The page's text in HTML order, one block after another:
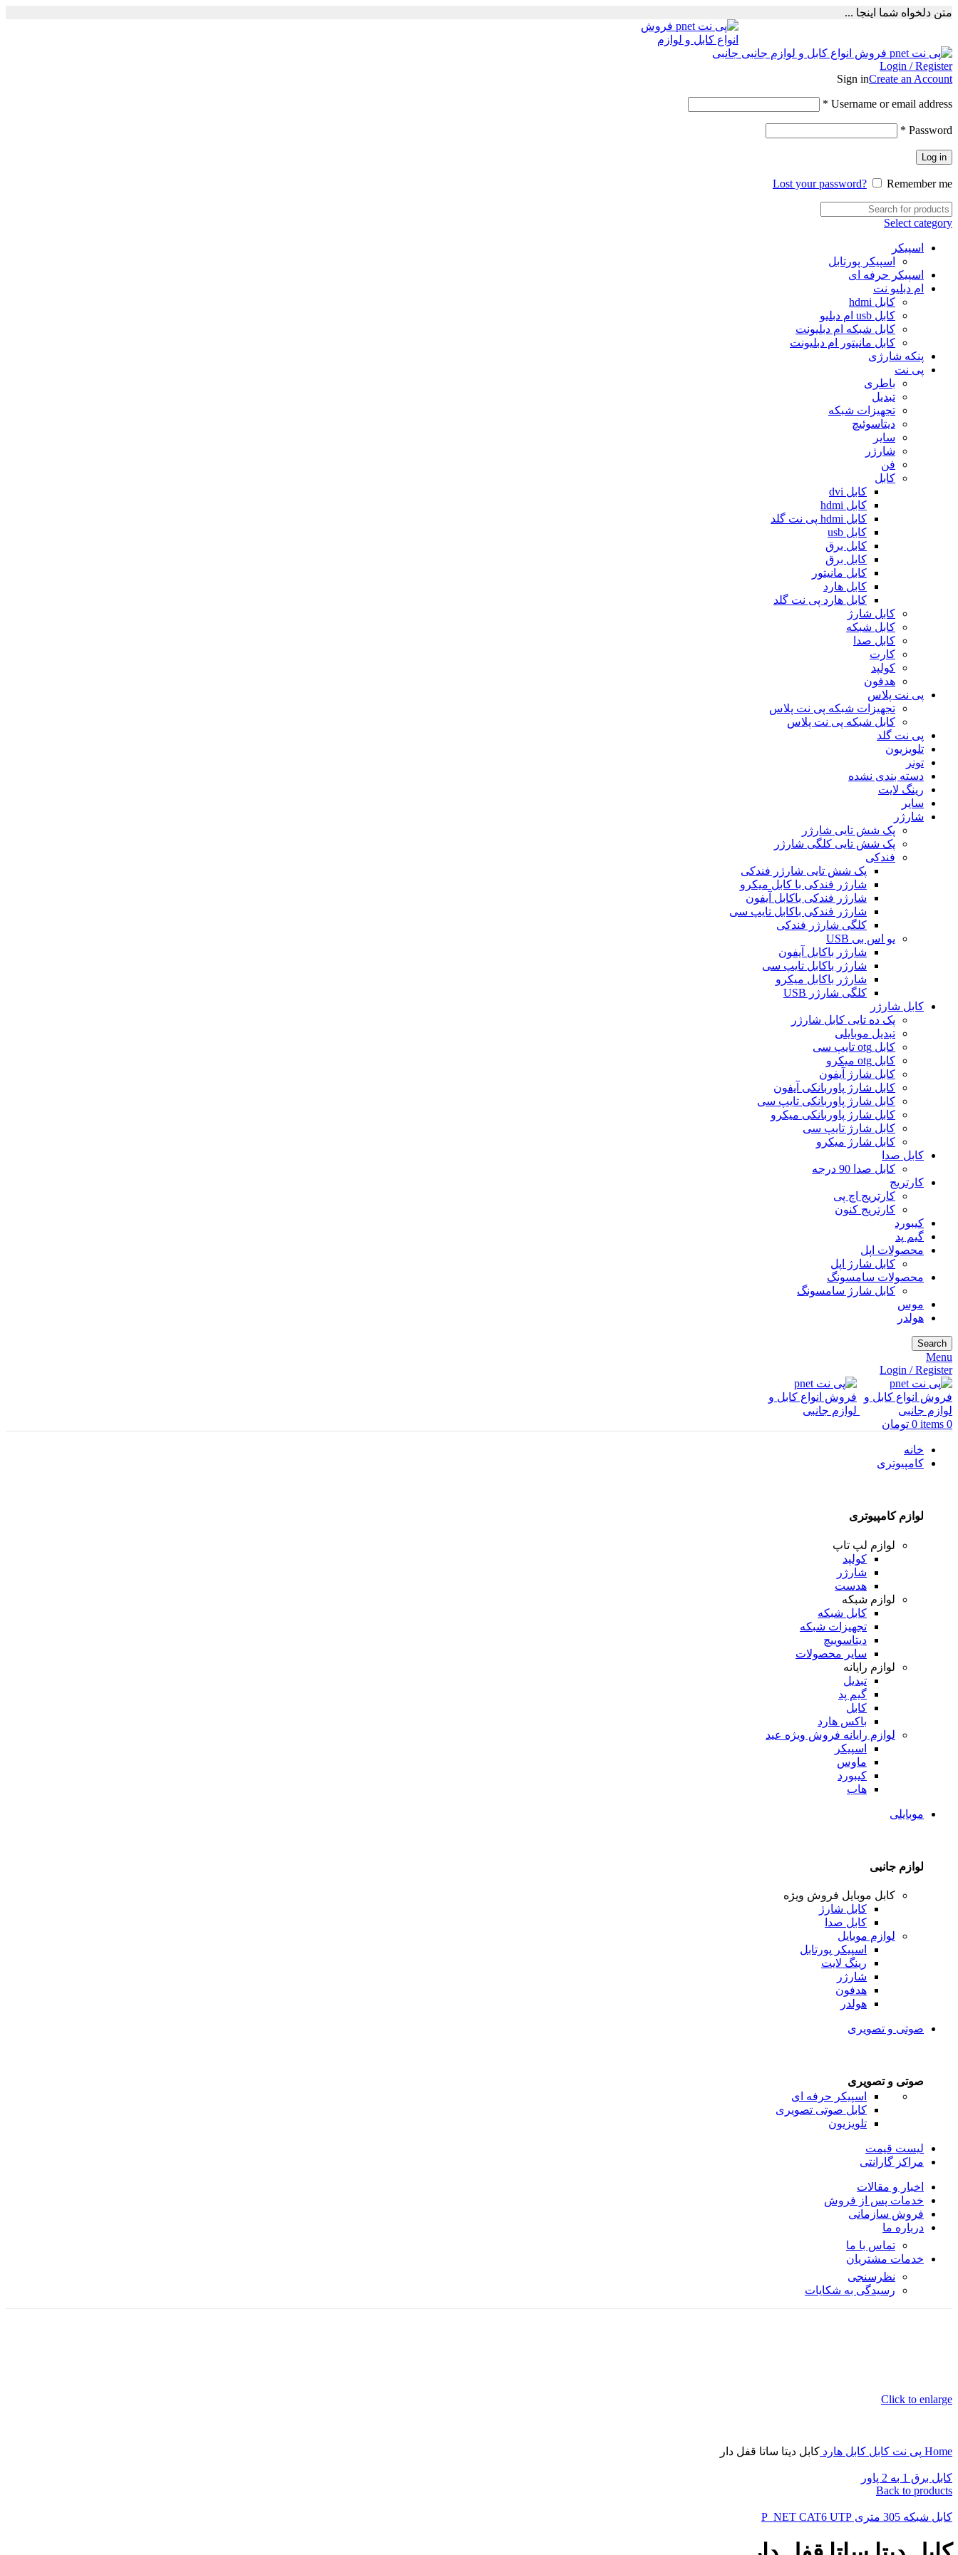
متن دلخواه شما اینجا ...
Login / Register
Sign inCreate an Account
Username or email address
*
Password
*
Log in
Lost your password? Remember me
Select category
اسپیکر
اسپیکر پورتابل
اسپیکر حرفه ای
ام دبلیو نت
کابل hdmi
کابل usb ام دبلیو
کابل شبکه ام دبلیونت
کابل مانیتور ام دبلیونت
پنکه شارژی
پی نت
باطری
تبدیل
تجهیزات شبکه
دیتاسوئیچ
سایر
شارژر
فن
کابل
کابل dvi
کابل hdmi
کابل hdmi پی نت گلد
کابل usb
کابل برق
کابل برق
کابل مانیتور
کابل هارد
کابل هارد پی نت گلد
کابل شارژ
کابل شبکه
کابل صدا
کارت
کولپد
هدفون
پی نت پلاس
تجهیزات شبکه پی نت پلاس
کابل شبکه پی نت پلاس
پی نت گلد
تلویزیون
تونر
دسته بندی نشده
رینگ لایت
سایر
شارژر
پک شش تایی شارژر
پک شش تایی کلگی شارژر
فندکی
پک شش تایی شارژر فندکی
شارژر فندکی با کابل میکرو
شارژر فندکی باکابل آیفون
شارژر فندکی باکابل تایپ سی
کلگی شارژر فندکی
یو اس بی USB
شارژر باکابل آیفون
شارژر باکابل تایپ سی
شارژر باکابل میکرو
کلگی شارژر USB
کابل شارژر
پک ده تایی کابل شارژر
تبدیل موبایلی
کابل otg تایپ سی
کابل otg میکرو
کابل شارژ آیفون
کابل شارژ پاوربانکی آیفون
کابل شارژ پاوربانکی تایپ سی
کابل شارژ پاوربانکی میکرو
کابل شارژ تایپ سی
کابل شارژ میکرو
کابل صدا
کابل صدا 90 درجه
کارتریج
کارتریج اچ پی
کارتریج کنون
کیبورد
گیم پد
محصولات اپل
کابل شارژ اپل
محصولات سامسونگ
کابل شارژ سامسونگ
موس
هولدر
Search
Menu
Login / Register
0
items
0 تومان
خانه
کامپیوتری
لوازم کامپیوتری
لوازم لپ تاپ
کولپد
شارژر
هدست
لوازم شبکه
کابل شبکه
تجهیزات شبکه
دیتاسوییچ
سایر محصولات
لوازم رایانه
تبدیل
گیم پد
کابل
باکس هارد
لوازم رایانه فروش ویژه عید
اسپیکر
ماوس
کیبورد
هاب
موبایلی
لوازم جانبی
کابل موبایل فروش ویژه
کابل شارژ
کابل صدا
لوازم موبایل
اسپیکر پورتابل
رینگ لایت
شارژر
هدفون
هولدر
صوتی و تصویری
صوتی و تصویری
اسپیکر حرفه ای
کابل صوتی تصویری
تلویزیون
لیست قیمت
مراکز گارانتی
اخبار و مقالات
خدمات پس از فروش
فروش سازمانی
درباره ما
تماس با ما
خدمات مشتریان
نظرسنجی
رسیدگی به شکایات
Click to enlarge
Home پی نت کابل کابل هارد کابل دیتا ساتا قفل دار
کابل برق 1 به 2 پاور
Back to products
کابل شبکه 305 متری P_NET CAT6 UTP